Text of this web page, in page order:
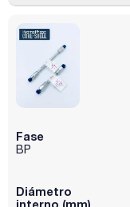
Fase
BP
Diámetro